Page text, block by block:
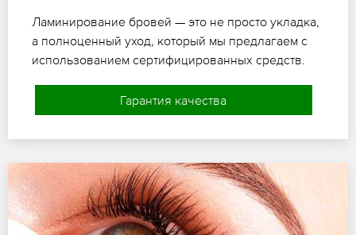
Ламинирование бровей — это не просто укладка,
а полноценный уход, который мы предлагаем с
использованием сертифицированных средств.
Гарантия качества